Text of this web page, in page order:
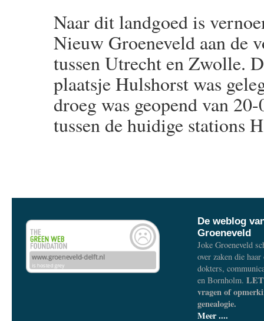
Naar dit landgoed is
Nieuw Groeneveld aan de
tussen Utrecht en Zwolle.
plaatsje Hulshorst was
droeg was geopend van
tussen de huidige stations
De weblog
Groeneveld
Joke Groeneveld
over zaken die
dokters,
en Bornholm.
vragen of
genealogie.
Meer ....